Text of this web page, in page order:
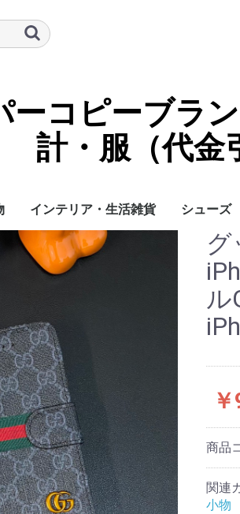
ーコピーブラ
計・服（代金
タイ
カチ
ホケース
グラス・アイウェ
セサリー
ラー/スカーフ LOUIS VUITTON
LINEID：
グチャーム
グストラップ
ド（コイン）ケー
ケース
アクセサリー
インテリア・生活雑貨
寝具
ブランケット
カーペット絨毯
クッションカバー/ク
ッション
小物入れ収納ボックス
バスタオル
QRコード
シューズ
レディー
メンズ/男
Gucci
Chanel
商品
関連
小物